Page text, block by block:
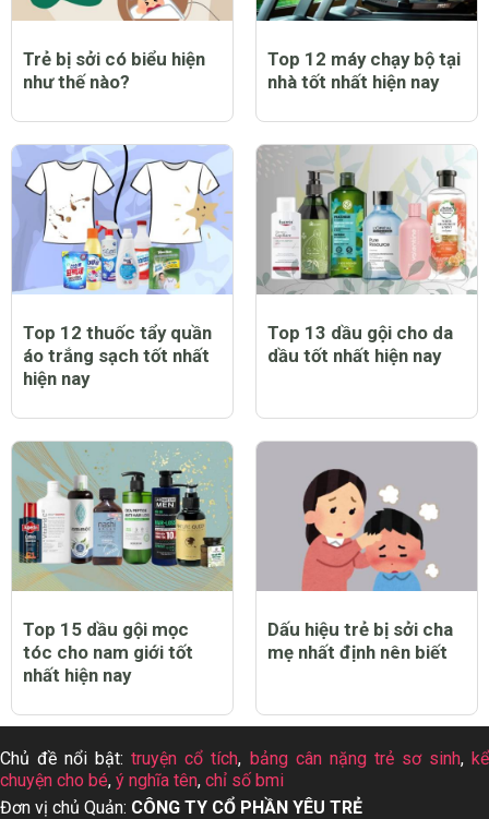
Trẻ bị sởi có biểu hiện
như thế nào?
Top 12 máy chạy bộ tại
nhà tốt nhất hiện nay
Top 12 thuốc tẩy quần
áo trắng sạch tốt nhất
hiện nay
Top 13 dầu gội cho da
dầu tốt nhất hiện nay
Top 15 dầu gội mọc
tóc cho nam giới tốt
nhất hiện nay
Dấu hiệu trẻ bị sởi cha
mẹ nhất định nên biết
Chủ đề nổi bật:truyện cổ tích, bảng cân nặng trẻ sơ sinh, kể
chuyện cho bé, ý nghĩa tên, chỉ số bmi
Đơn vị chủ Quản: CÔNG TY CỔ PHẦN YÊU TRẺ